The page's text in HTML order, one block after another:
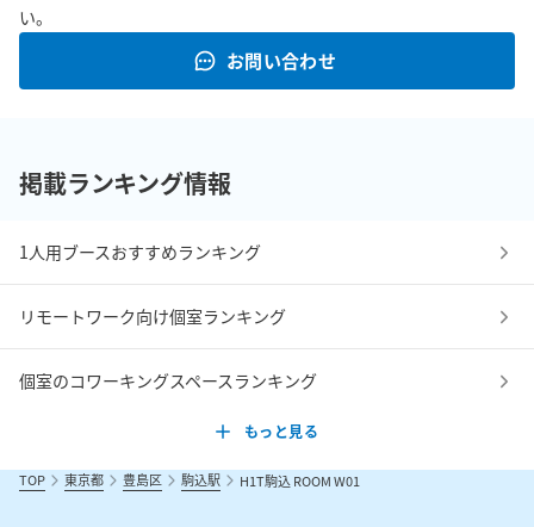
い。
お問い合わせ
掲載ランキング情報
1人用ブースおすすめランキング
リモートワーク向け個室ランキング
個室のコワーキングスペースランキング
もっと見る
TOP 東京都 豊島区 駒込駅 H1T駒込 ROOM W01